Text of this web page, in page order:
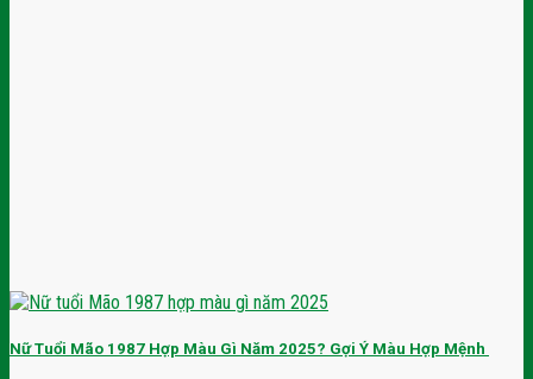
Nữ Tuổi Mão 1987 Hợp Màu Gì Năm 2025? Gợi Ý Màu Hợp Mệnh